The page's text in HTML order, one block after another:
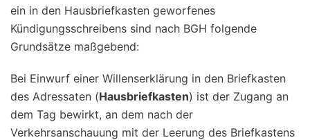
ein in den Hausbriefkasten geworfenes
Kündigungsschreibens sind nach BGH folgende
Grundsätze maßgebend:
Bei Einwurf einer Willenserklärung in den Briefkasten
des Adressaten (Hausbriefkasten) ist der Zugang an
dem Tag bewirkt, an dem nach der
Verkehrsanschauung mit der Leerung des Briefkastens